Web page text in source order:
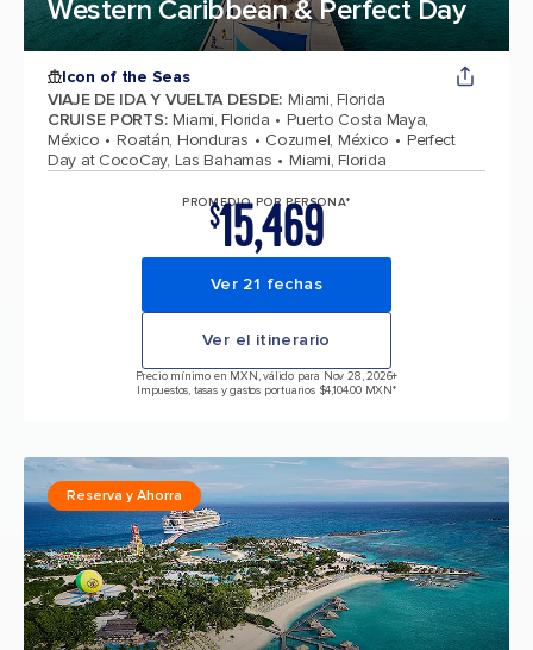
Western Caribbean & Perfect Day
Icon of the Seas
VIAJE DE IDA Y VUELTA DESDE: Miami, Florida
CRUISE PORTS: Miami, Florida
Puerto Costa Maya,
México
Roatán, Honduras Cozumel, México
Perfect
Day at CocoCay, Las Bahamas
Miami, Florida
PROMEDIO POR PERSONA*
$15,469
Ver 21 fechas
Ver el itinerario
Precio mínimo en MXN, válido para Nov 28, 2026+
Impuestos, tasas y gastos portuarios $4,104.00 MXN*
Reserva y Ahorra